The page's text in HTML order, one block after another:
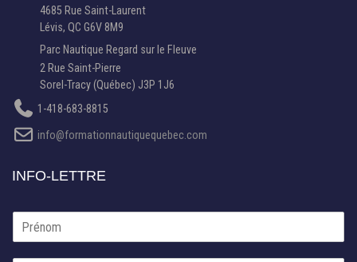
4685 Rue Saint-Laurent
Lévis, QC G6V 8M9
Parc Nautique Regard sur le Fleuve
2 Rue Saint-Pierre
Sorel-Tracy (Québec) J3P 1J6
1-418-683-8815
info@formationnautiquequebec.com
INFO-LETTRE